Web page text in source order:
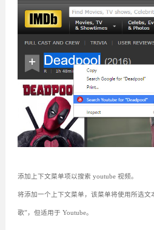
添加上下文菜单项以搜索 youtube 视频。
将添加一个上下文菜单，该菜单将使用所选文
歌”，但适用于 Youtube。